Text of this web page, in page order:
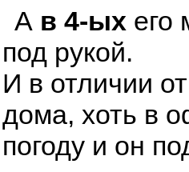
А в 4-ых его
под рукой.
И в отличии
дома, хоть в
погоду и он